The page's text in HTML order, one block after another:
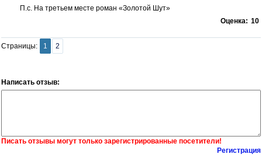
П.с. На третьем месте роман «Золотой Шут»
Оценка: 10
Страницы: 1 2
Написать отзыв:
Писать отзывы могут только зарегистрированные посетители!
Регистрация